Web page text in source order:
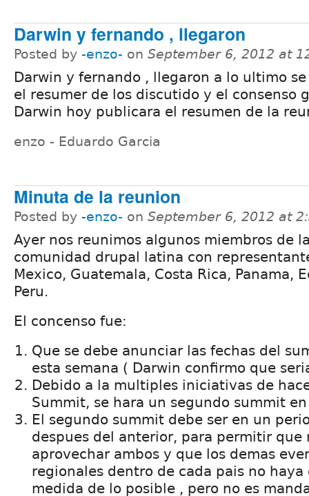
Darwin y fernando , llegaron
Posted by -enzo- on September 6, 2012 at
Darwin y fernando , llegaron a lo ultimo
el resumer de los discutido y el consenso
Darwin hoy publicara el resumen de la
enzo - Eduardo Garcia
Minuta de la reunion
Posted by -enzo- on September 6, 2012 at
Ayer nos reunimos algunos miembros de
comunidad drupal latina con
Mexico, Guatemala, Costa Rica, Panama,
Peru.
El concenso fue:
Que se debe anunciar las fechas del
esta semana ( Darwin confirmo que
Debido a la multiples iniciativas de
Summit, se hara un segundo summit
El segundo summit debe ser en un
despues del anterior, para permitir que
aprovechar ambos y que los demas
regionales dentro de cada pais no
medida de lo posible , pero no es